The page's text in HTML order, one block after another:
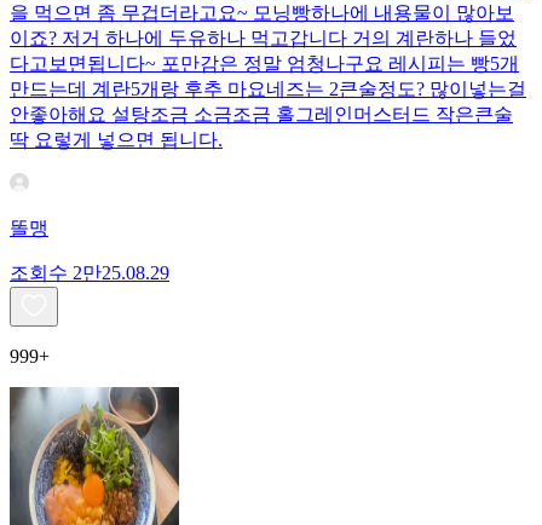
을 먹으면 좀 무겁더라고요~ 모닝빵하나에 내용물이 많아보
이죠? 저거 하나에 두유하나 먹고갑니다 거의 계란하나 들었
다고보면됩니다~ 포만감은 정말 엄청나구요 레시피는 빵5개
만드는데 계란5개랑 후추 마요네즈는 2큰술정도? 많이넣는걸
안좋아해요 설탕조금 소금조금 홀그레인머스터드 작은큰술
딱 요렇게 넣으면 됩니다.
똘맹
조회수 2만25.08.29
999+